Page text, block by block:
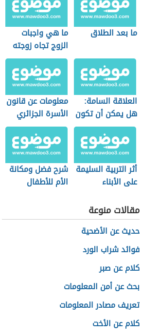
ما بعد الطلاق
ما هي واجبات
الزوج تجاه زوجته
العلاقة السامة:
هل يمكن أن تكون
بين الأهل؟
معلومات عن قانون
الأسرة الجزائري
أثر التربية السليمة
على الأبناء
شرح فضل ومكانة
الأم للأطفال
مقالات منوعة
حديث عن الأضحية
فوائد شراب الورد
كلام عن صبر
بحث عن أمن المعلومات
تعريف مصادر المعلومات
كلام عن الأخت